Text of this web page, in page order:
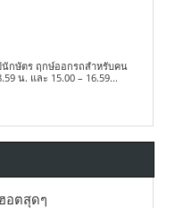
นักษัตร ฤกษ์ออกรถสำหรับคน
น. และ 15.00 – 16.59...
อตสุดๆ